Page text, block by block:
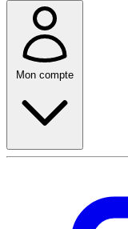
Mon compte